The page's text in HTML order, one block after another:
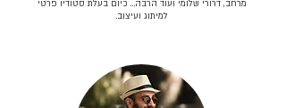
מרחב, דרורי שלומי ועוד הרבה… כיום בעלת סטודיו פרטי
למיתוג ועיצוב.